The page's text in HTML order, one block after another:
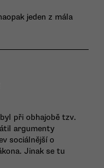
jeden z mála
při obhajobě tzv.
argumenty
sociálnější o
Jinak se tu